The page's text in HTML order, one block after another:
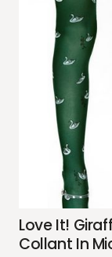
Love It!
Collant In